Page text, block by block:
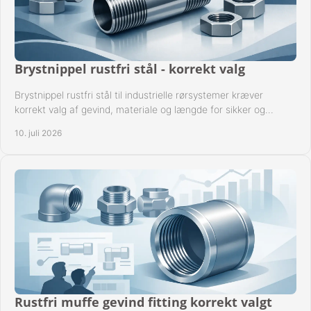
Brystnippel rustfri stål - korrekt valg
Brystnippel rustfri stål til industrielle rørsystemer kræver
korrekt valg af gevind, materiale og længde for sikker og
10. juli 2026
Rustfri muffe gevind fitting korrekt valgt